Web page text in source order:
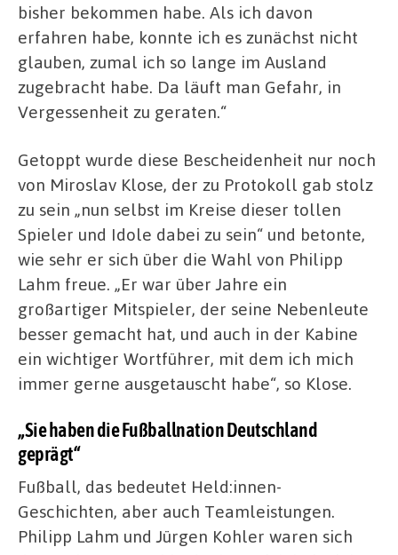
bisher bekommen habe. Als ich davon
erfahren habe, konnte ich es zunächst nicht
glauben, zumal ich so lange im Ausland
zugebracht habe. Da läuft man Gefahr, in
Vergessenheit zu geraten.“
Getoppt wurde diese Bescheidenheit nur noch
von Miroslav Klose, der zu Protokoll gab stolz
zu sein „nun selbst im Kreise dieser tollen
Spieler und Idole dabei zu sein“ und betonte,
wie sehr er sich über die Wahl von Philipp
Lahm freue. „Er war über Jahre ein
großartiger Mitspieler, der seine Nebenleute
besser gemacht hat, und auch in der Kabine
ein wichtiger Wortführer, mit dem ich mich
immer gerne ausgetauscht habe“, so Klose.
„Sie haben die Fußballnation Deutschland
geprägt“
Fußball, das bedeutet Held:innen-
Geschichten, aber auch Teamleistungen.
Philipp Lahm und Jürgen Kohler waren sich